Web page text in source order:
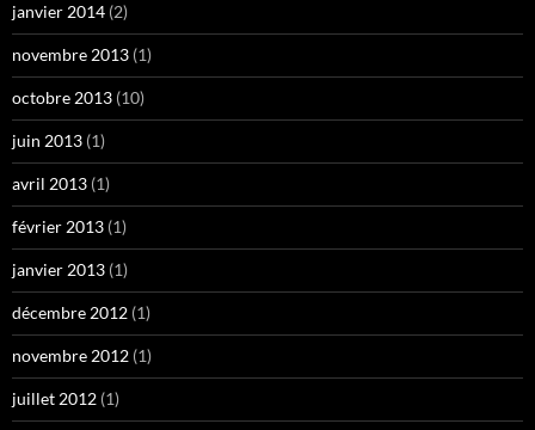
janvier 2014 (2)
novembre 2013 (1)
octobre 2013 (10)
juin 2013 (1)
avril 2013 (1)
février 2013 (1)
janvier 2013 (1)
décembre 2012 (1)
novembre 2012 (1)
juillet 2012 (1)